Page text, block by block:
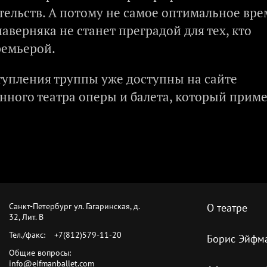
А потому не самое оптимальное
не станет преградой для тех, кто
труппы уже доступны на сайте
театра оперы и балета, который
Санкт-Петербург ул. Гагаринская, д.
32, Лит. B
Тел./факс:
+7(812)579-11-20
Общие вопросы:
info@eifmanballet.com
О театре
Борис